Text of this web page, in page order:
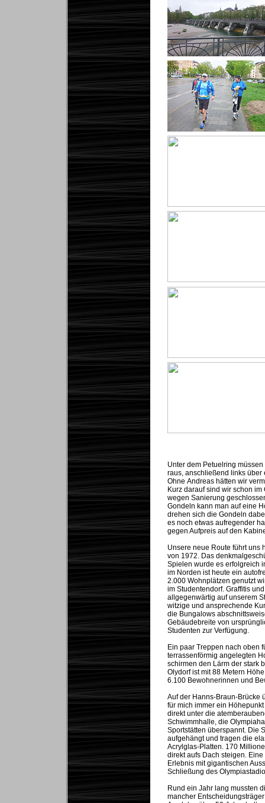
Unter dem Petuelring
raus, anschließend links
Ohne Andreas hätten wir
Kurz darauf sind wir schon
wegen Sanierung
Gondeln kann man auf eine
drehen sich die Gondeln
es noch etwas aufregender
gegen Aufpreis auf den
Unsere neue Route führt uns
von 1972. Das
Spielen wurde es erfolgreich
im Norden ist heute ein
2.000 Wohnplätzen genutzt
im Studentendorf. Graffitis
allgegenwärtig auf unserem
witzige und ansprechende
die Bungalows
Gebäudebreite von
Studenten zur Verfügung.
Ein paar Treppen nach oben
terrassenförmig angelegten
schirmen den Lärm der stark
Olydorf ist mit 88 Metern
6.100 Bewohnerinnen und
Auf der Hanns-Braun-Brücke
für mich immer ein
direkt unter die
Schwimmhalle, die
Sportstätten überspannt. Die
aufgehängt und tragen die
Acrylglas-Platten. 170
direkt aufs Dach steigen.
Erlebnis mit gigantischen
Schließung des
Rund ein Jahr lang mussten
mancher